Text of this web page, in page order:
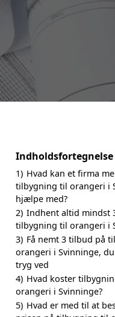
Indholdsfortegnelse
1) Hvad kan et firma
tilbygning til orangeri i
hjælpe med?
2) Indhent altid mindst
tilbygning til orangeri i
3) Få nemt 3 tilbud på
orangeri i Svinninge,
tryg ved
4) Hvad koster
orangeri i Svinninge?
5) Hvad er med til at